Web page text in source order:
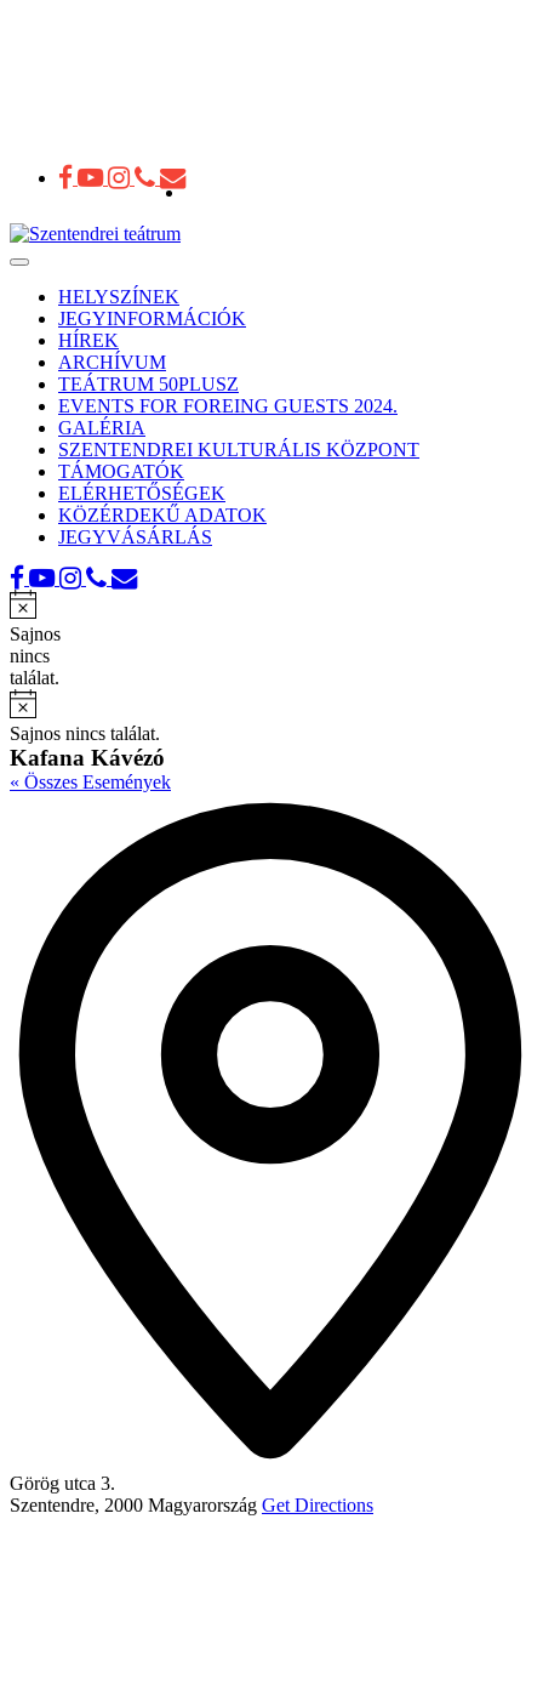
Toggle
navigationHELYSZÍNEK
JEGYINFORMÁCIÓK
HÍREK
ARCHÍVUM
TEÁTRUM 50PLUSZ
EVENTS FOR FOREING GUESTS 2024.
GALÉRIA
SZENTENDREI KULTURÁLIS KÖZPONT
TÁMOGATÓK
ELÉRHETŐSÉGEK
KÖZÉRDEKŰ ADATOK
JEGYVÁSÁRLÁS
Notice
Sajnos
nincs
találat.
Notice
Sajnos nincs találat.
Kafana Kávézó
« Összes Események
Görög utca 3.
Szentendre, 2000 Magyarország Get Directions